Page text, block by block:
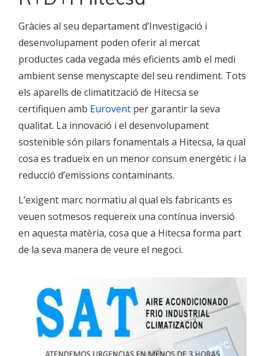
Gràcies al seu departament d’Investigació i
desenvolupament poden oferir al mercat
productes cada vegada més eficients amb el medi
ambient sense menyscapte del seu rendiment. Tots
els aparells de climatització de Hitecsa se
certifiquen amb Eurovent per garantir la seva
qualitat. La innovació i el desenvolupament
sostenible són pilars fonamentals a Hitecsa, la qual
cosa es tradueix en un menor consum energètic i la
reducció d’emissions contaminants.
L’exigent marc normatiu al qual els fabricants es
veuen sotmesos requereix una contínua inversió
en aquesta matèria, cosa que a Hitecsa forma part
de la seva manera de veure el negoci.